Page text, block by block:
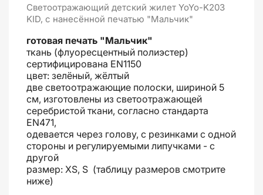
Светоотражающий детский жилет YoYo-K203
KID, с нанесённой печатью "Мальчик"
готовая печать "Мальчик"
ткань (флуоресцентный полиэстер)
сертифицирована EN1150
цвет: зелёный, жёлтый
две светоотражающие полоски, шириной 5
см, изготовлены из светоотражающей
серебристой ткани, согласно стандарта
EN471,
одевается через голову, с резинками с одной
стороны и регулируемыми липучками - с
другой
размер: XS, S (таблицу размеров смотрите
ниже)